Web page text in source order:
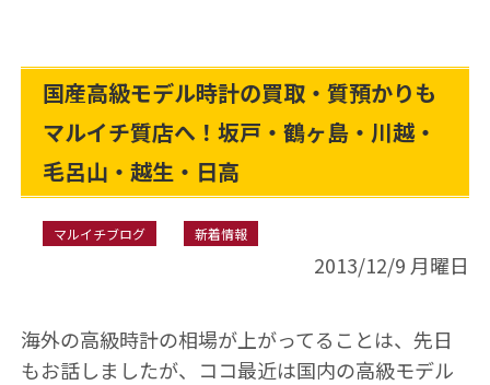
国産高級モデル時計の買取・質預かりも
マルイチ質店へ！坂戸・鶴ヶ島・川越・
毛呂山・越生・日高
マルイチブログ 新着情報
2013/12/9 月曜日
海外の高級時計の相場が上がってることは、先日
もお話しましたが、ココ最近は国内の高級モデル